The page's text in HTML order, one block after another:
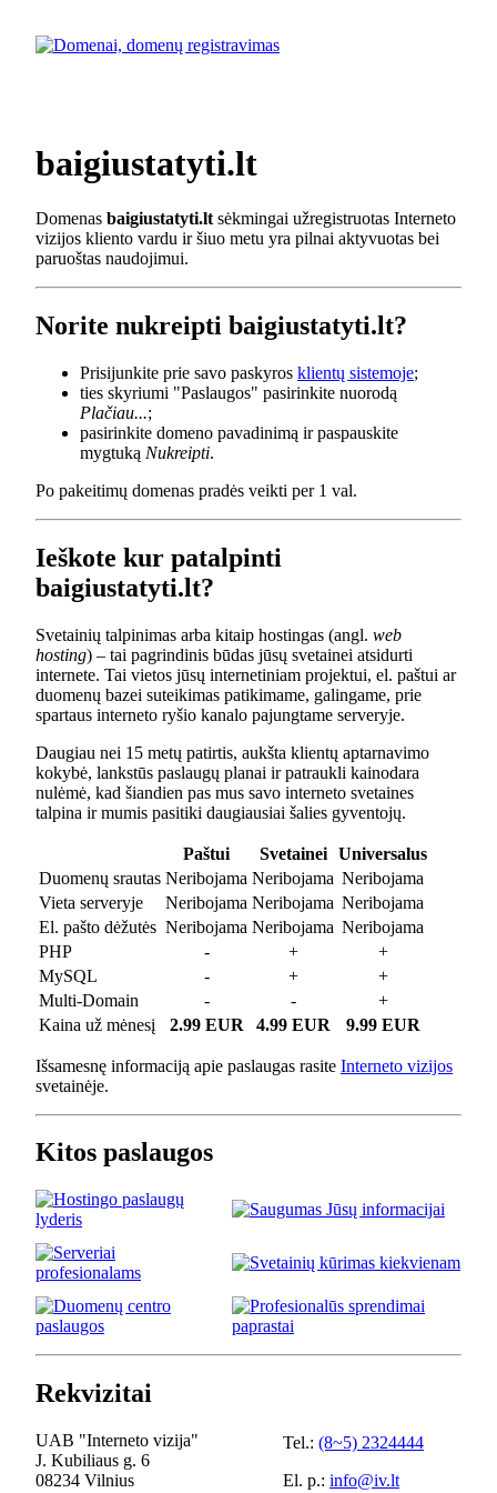
baigiustatyti.lt
Domenas baigiustatyti.lt sėkmingai užregistruotas Interneto
vizijos kliento vardu ir šiuo metu yra pilnai aktyvuotas bei
paruoštas naudojimui.
Norite nukreipti baigiustatyti.lt?
Prisijunkite prie savo paskyros klientų sistemoje;
ties skyriumi "Paslaugos" pasirinkite nuorodą
Plačiau...;
pasirinkite domeno pavadinimą ir paspauskite
mygtuką Nukreipti.
Po pakeitimų domenas pradės veikti per 1 val.
Ieškote kur patalpinti
baigiustatyti.lt?
Svetainių talpinimas arba kitaip hostingas (angl. web
hosting) – tai pagrindinis būdas jūsų svetainei atsidurti
internete. Tai vietos jūsų internetiniam projektui, el. paštui ar
duomenų bazei suteikimas patikimame, galingame, prie
spartaus interneto ryšio kanalo pajungtame serveryje.
Daugiau nei 15 metų patirtis, aukšta klientų aptarnavimo
kokybė, lankstūs paslaugų planai ir patraukli kainodara
nulėmė, kad šiandien pas mus savo interneto svetaines
talpina ir mumis pasitiki daugiausiai šalies gyventojų.
Paštui Svetainei
Universalus
Duomenų srautas Neribojama Neribojama Neribojama
Vieta serveryje
Neribojama Neribojama Neribojama
El. pašto dėžutės Neribojama Neribojama Neribojama
PHP
- +
+
MySQL
- +
+
Multi-Domain
- -
+
Kaina už mėnesį
2.99 EUR 4.99 EUR 9.99 EUR
Išsamesnę informaciją apie paslaugas rasite Interneto vizijos
svetainėje.
Kitos paslaugos
Rekvizitai
UAB "Interneto vizija"
J. Kubiliaus g. 6
08234 Vilnius
Tel.: (8~5) 2324444
El. p.: info@iv.lt